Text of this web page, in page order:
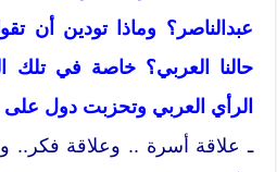
عبدالناصر؟ وماذا تودين أن
حالنا العربي؟ خاصة في تلك
الرأي العربي وتحزبت دول
ـ علاقة أسرة .. وعلاقة